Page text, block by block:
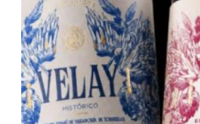
Semana Santa en la
2026